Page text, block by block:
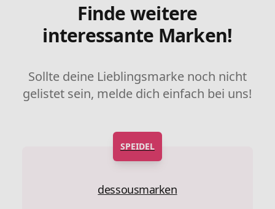
Finde weitere
interessante Marken!
Sollte deine Lieblingsmarke noch nicht
gelistet sein, melde dich einfach bei uns!
SPEIDEL
dessousmarken